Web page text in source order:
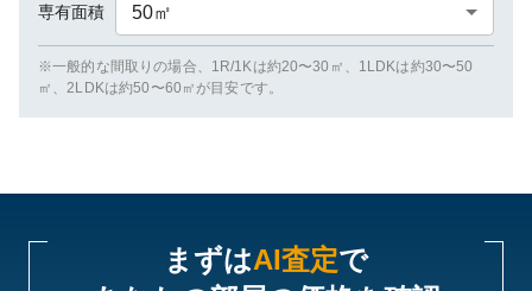
専有面積 50㎡
※一般的な間取りの場合、1R/1Kは約20〜30㎡、1LDKは約30〜50
㎡、2LDKは約50〜60㎡が目安です。
まずはAI査定で